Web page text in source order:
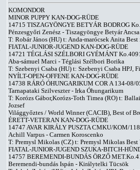
KOMONDOR
MINOR PUPPY KAN-DOG-RÜDE
14715 TISZAGYÖNGYE BETYÁR BODROG
Pénzesgyőri Zenész - Tiszagyöngye Betyár Ancsa
T: Robár János (HU) t: Anda-marócsek Anita
FIATAL-JUNIOR-JUGEND KAN-DOG-RÜDE
14721 TÉGLÁSI SZÉLBORI GYÉMÁNT
Aba-sámuel Marci - Téglási Szélbori Borika
T: Szebenyi Csaba (HU) t: Szebenyi Csaba
NYÍLT-OPEN-OFFENE KAN-DOG-RÜDE
14738 RÁRÓ ÓHUNGARIKUM COR A 134-08/
Tarnapataki Szilveszter - Irka Óhungarikum
T: Korózs Gábor,Korózs-Toth Timea (RO) t: Ballai
Jozsef
Világgyőztes / World Winner (CACIB), Best of
ÉRETT-VETERAN KAN-DOG-RÜDE
14747 AVAR KIRÁLY PUSZTA CMKU/KOM/
Achill Varpus - Carmen Koroscenko
T: Premysl Mikolas (CZ) t: Premysl Mikolas
FIATAL-JUNIOR-JUGEND SZUKA-BITCH-
14757 BEREMENDI-BUNDÁS ÖRZŐ
Beremendi-bundás Ispán - Királytelki Tücsök